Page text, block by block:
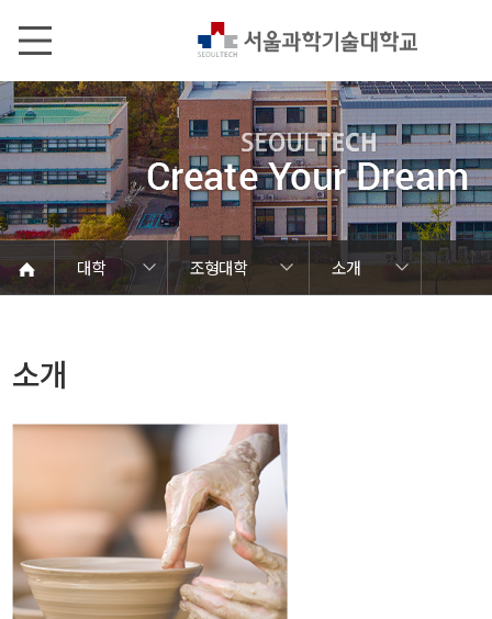
대학 조형대학
소개
대학
일반대학원
특수대학원
전문대학원
대학소개
공과대학
정보통신대학
에너지바이오대학
조형대학
인문사회대학
기술경영융합대학
미래융합대학
창의융합대학
교양대학
ST자유전공
연계융합전공
국제대학
소개
중장기발전계획
소개